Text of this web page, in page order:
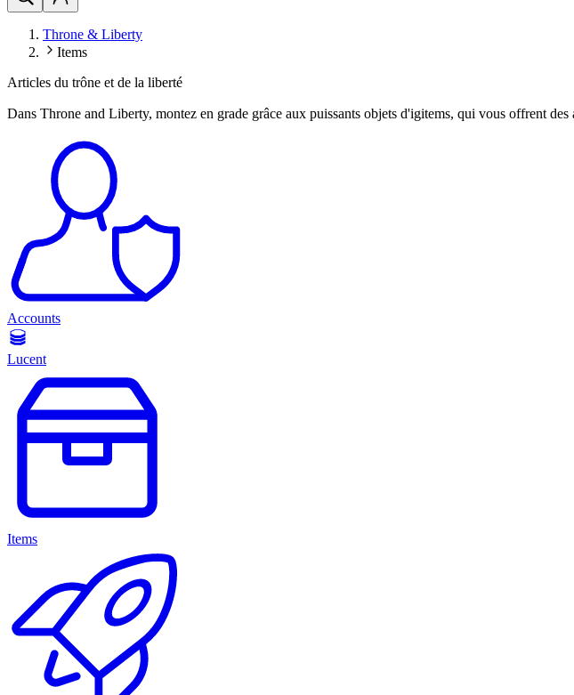
Throne & Liberty
Items
Articles du trône et de la liberté
Dans Throne and Liberty, montez en grade grâce aux puissants objets d'igitems, qui vous offrent
Accounts
Lucent
Items